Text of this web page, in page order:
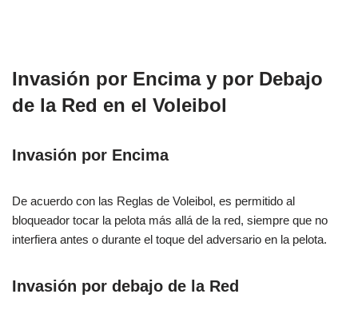
Invasión por Encima y por Debajo
de la Red en el Voleibol
Invasión por Encima
De acuerdo con las Reglas de Voleibol, es permitido al
bloqueador tocar la pelota más allá de la red, siempre que no
interfiera antes o durante el toque del adversario en la pelota.
Invasión por debajo de la Red